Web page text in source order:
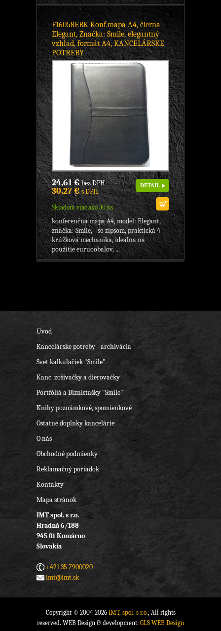
F16058EBK Konf.mapa A4, čierna
Elegant, Značka: Smile, elegantný
vzhľad, formát A4, KANCELÁRSKE
POTREBY
24,61 €bez DPH
30,27 €s DPH
Skladom viac ako 30 ks
DETAIL
konferenčná mapa A4, model: Elegant,
značka: Smile, - so zipsom, praktická 4-
krúžková mechanika, ideálna na
použitie euruoobalov, ...
Úvod
Kancelárske potreby - archivácia
Svet kalkulačiek "Smile"
Kanc. zošívačky a dierovačky
Portfóliá a Biznistašky "Smile"
Knihy poznámkové, spomienkové
Ostatné doplnky kancelárie
O nás
Obchodné podmienky
Reklamačný poriadok
Kontakty
Mapa stránok
IMT spol. s r.o.
Hradná 6/188
945 01 Komárno
Slovakia
+421 35 7900020
imt@imt.sk
Copyright © 2004-2026 IMT, spol. s r.o., All rights
reserved. WEB Design & development: GLS WEB Design